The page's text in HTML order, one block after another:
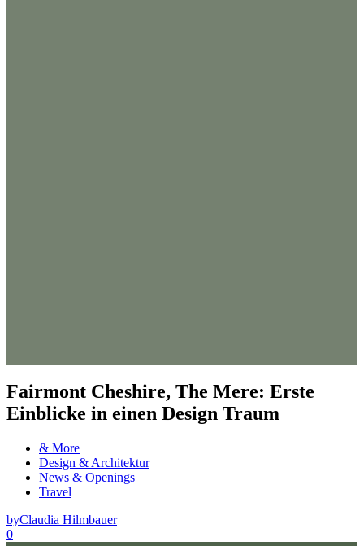
Fairmont Cheshire, The Mere: Erste
Einblicke in einen Design Traum
& More
Design & Architektur
News & Openings
Travel
byClaudia Hilmbauer
0